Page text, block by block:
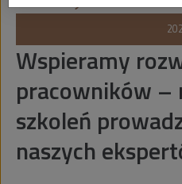
Wspieramy
pracowników –
szkoleń
naszych